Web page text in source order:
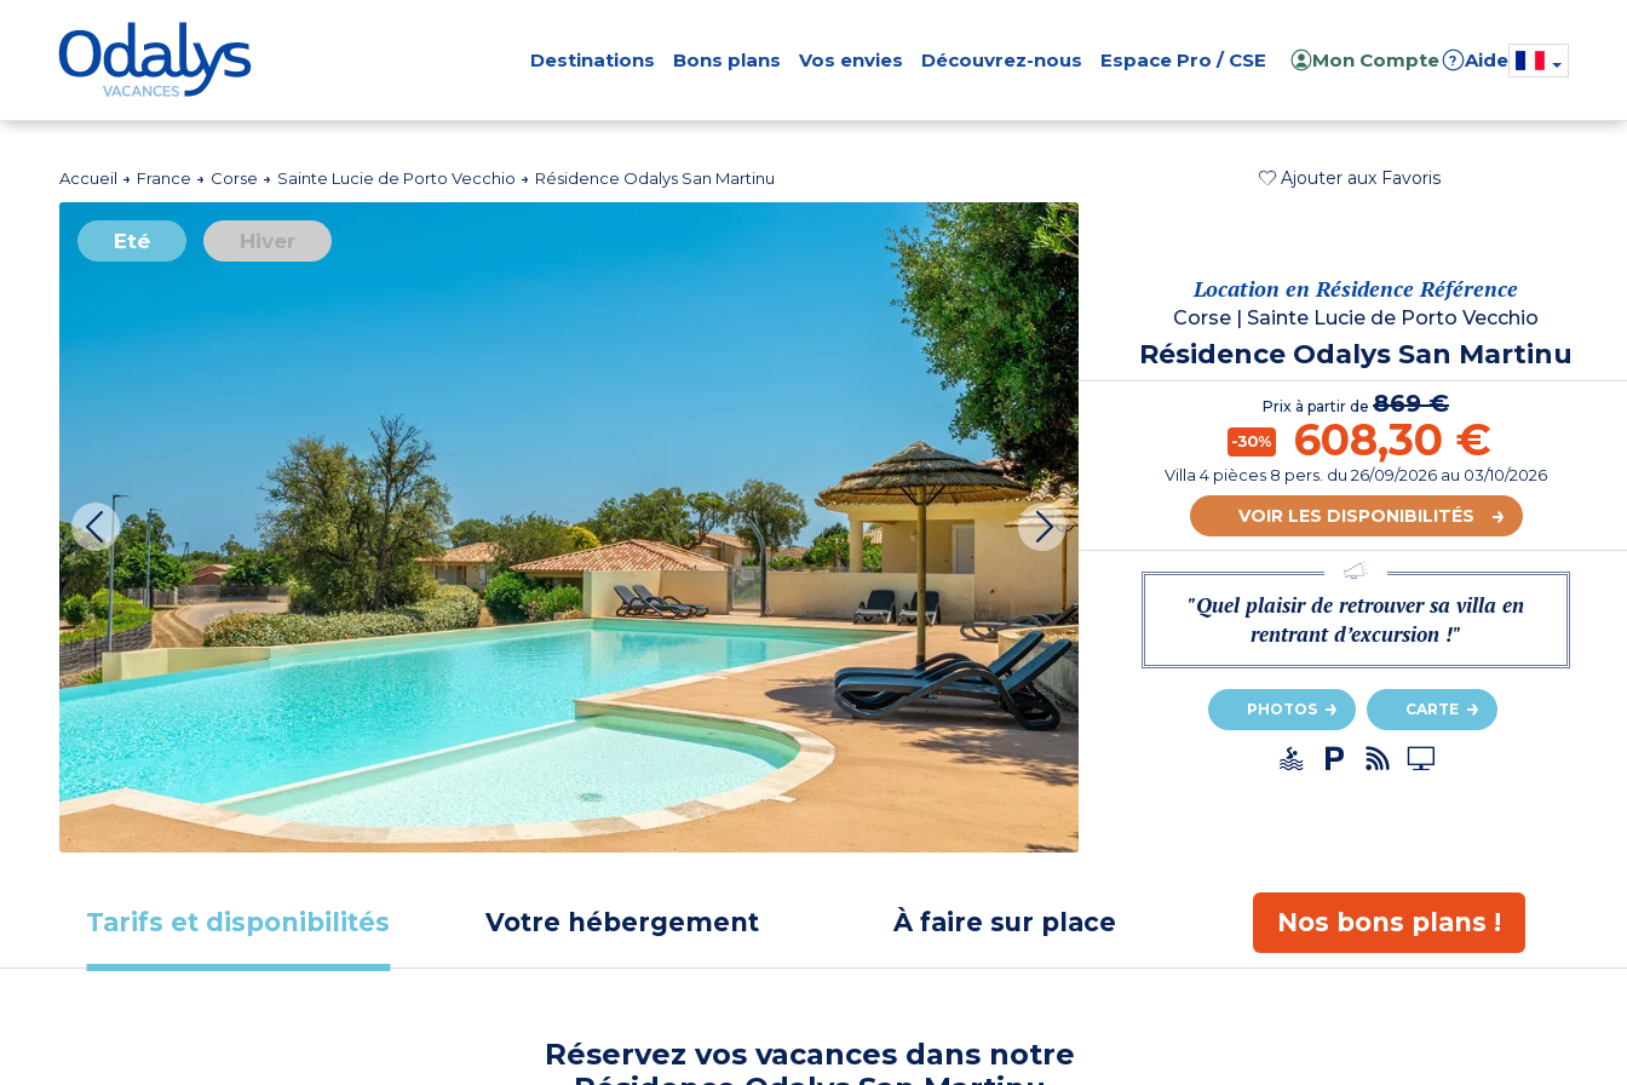
Destinations Bons plans Vos envies Découvrez-nous Espace Pro / CSE Mon Compte ? Aide
Accueil France Corse Sainte Lucie de Porto Vecchio Résidence Odalys San Martinu Ajouter aux Favoris
Eté Hiver
Location en Résidence Référence
Corse Sainte Lucie de Porto Vecchio
Résidence Odalys San Martinu
Prix à partir de 869 €
-30% 608,30 €
Villa 4 pièces 8 pers. du 26/09/2026 au 03/10/2026
VOIR LES DISPONIBILITÉS
"Quel plaisir de retrouver sa villa en
rentrant d’excursion !"
PHOTOS CARTE
Tarifs et disponibilités Votre hébergement À faire sur place Nos bons plans !
Réservez vos vacances dans notre